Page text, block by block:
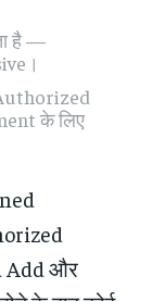
है —
के लिए
Add और